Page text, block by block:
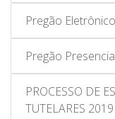
Pregão Eletrônico
Pregão
PROCESSO DE
TUTELARES 2019